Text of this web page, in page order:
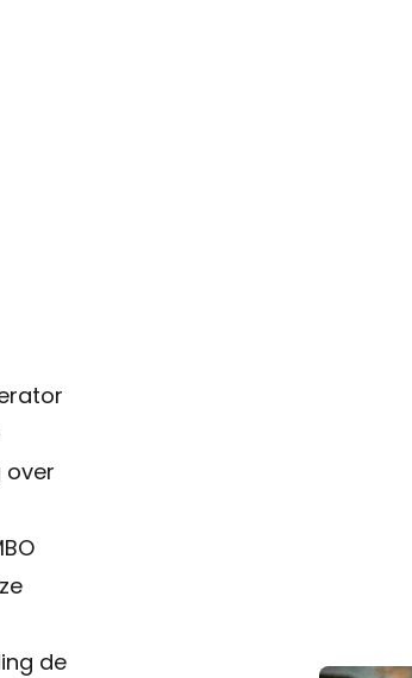
over
de